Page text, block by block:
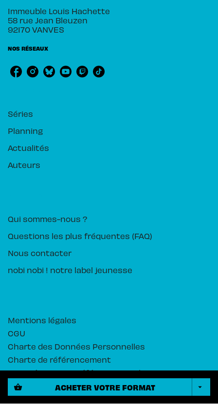
shopping_basket ACHETER VOTRE FORMAT arrow_drop_down
Immeuble Louis Hachette
58 rue Jean Bleuzen
92170 VANVES
NOS RÉSEAUX
Séries
Planning
Actualités
Auteurs
Qui sommes-nous ?
Questions les plus fréquentes (FAQ)
Nous contacter
nobi nobi ! notre label jeunesse
Mentions légales
CGU
Charte des Données Personnelles
Charte de référencement
Paramétrez vos préférences cookies